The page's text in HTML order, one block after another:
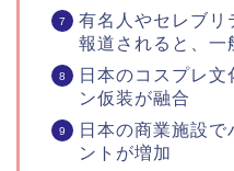
有名人やセレブリ
報道されると、一
日本のコスプレ文
ン仮装が融合
日本の商業施設
ントが増加